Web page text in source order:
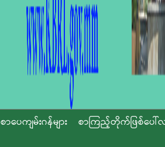
စာပေကျမ်းဂန်များ
စာကြည့်တိုက်ဖြစ်ပေါ်